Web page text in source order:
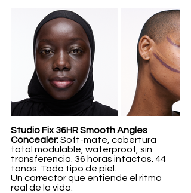
Studio Fix 36HR Smooth Angles
Concealer: Soft-mate, cobertura
total modulable, waterproof, sin
transferencia. 36 horas intactas. 44
tonos. Todo tipo de piel.
Un corrector que entiende el ritmo
real de la vida.